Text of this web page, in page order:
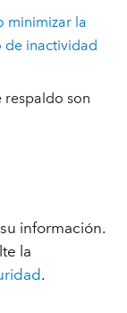
minimizar la
de inactividad
respaldo son
información.
la
.